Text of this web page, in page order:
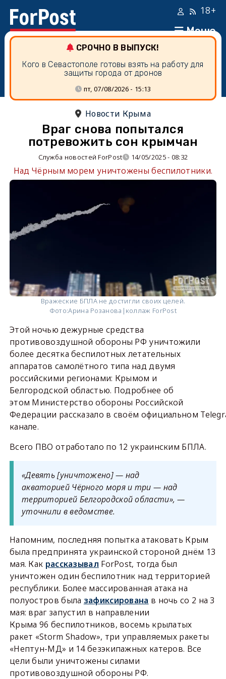
Меню
18+
СРОЧНО В ВЫПУСК!
Кого в Севастополе готовы взять на работу для
защиты города от дронов
пт, 07/08/2026 - 15:13
Новости Крыма
Враг снова попытался
потревожить сон крымчан
Служба новостей ForPost 14/05/2025 - 08:32
Над Чёрным морем уничтожены беспилотники.
Вражеские БПЛА не достигли своих целей.
Фото:Арина Розанова|коллаж ForPost
Этой ночью дежурные средства
противовоздушной обороны РФ уничтожили
более десятка беспилотных летательных
аппаратов самолётного типа над двумя
российскими регионами: Крымом и
Белгородской областью. Подробнее об
этом Министерство обороны Российской
Федерации рассказало в своём официальном
канале.
Всего ПВО отработало по 12 украинским БПЛА.
«Девять [уничтожено] — над
акваторией Чёрного моря и три — над
территорией Белгородской области», —
уточнили в ведомстве.
Напомним, последняя попытка атаковать Крым
была предпринята украинской стороной днём 13
мая. Как рассказывал ForPost, тогда был
уничтожен один беспилотник над территорией
республики. Более массированная атака на
полуостров была зафиксирована в ночь со 2 на 3
мая: враг запустил в направлении
Крыма 96 беспилотников, восемь крылатых
ракет «Storm Shadow», три управляемых ракеты
«Нептун-МД» и 14 безэкипажных катеров. Все
цели были уничтожены силами
противовоздушной обороны РФ.